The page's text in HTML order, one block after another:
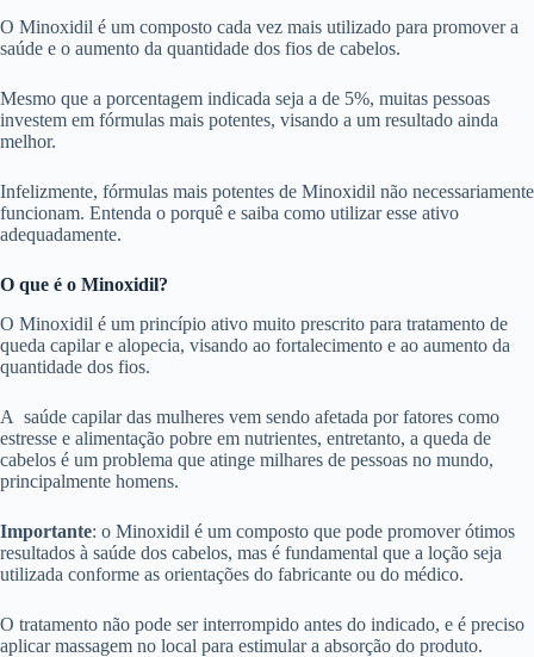
O Minoxidil é um composto cada vez mais utilizado para promover a
saúde e o aumento da quantidade dos fios de cabelos.
Mesmo que a porcentagem indicada seja a de 5%, muitas pessoas
investem em fórmulas mais potentes, visando a um resultado ainda
melhor.
Infelizmente, fórmulas mais potentes de Minoxidil não necessariamente
funcionam. Entenda o porquê e saiba como utilizar esse ativo
adequadamente.
O que é o Minoxidil?
O Minoxidil é um princípio ativo muito prescrito para tratamento de
queda capilar e alopecia, visando ao fortalecimento e ao aumento da
quantidade dos fios.
A saúde capilar das mulheres vem sendo afetada por fatores como
estresse e alimentação pobre em nutrientes, entretanto, a queda de
cabelos é um problema que atinge milhares de pessoas no mundo,
principalmente homens.
Importante: o Minoxidil é um composto que pode promover ótimos
resultados à saúde dos cabelos, mas é fundamental que a loção seja
utilizada conforme as orientações do fabricante ou do médico.
O tratamento não pode ser interrompido antes do indicado, e é preciso
aplicar massagem no local para estimular a absorção do produto.